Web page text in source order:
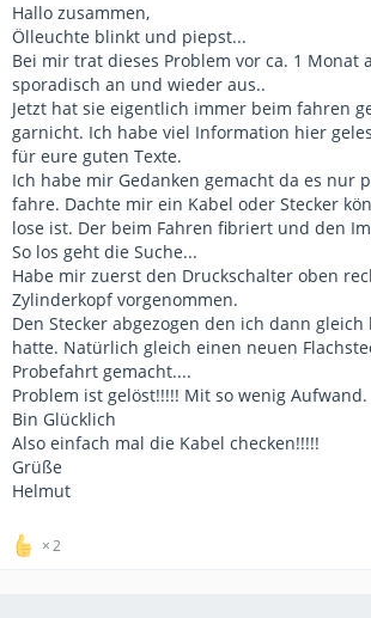
Hallo zusammen,
Ölleuchte blinkt und piepst...
Bei mir trat dieses Problem vor ca. 1 Monat
sporadisch an und wieder aus..
Jetzt hat sie eigentlich immer beim fahren
garnicht. Ich habe viel Information hier
für eure guten Texte.
Ich habe mir Gedanken gemacht da es nur
fahre. Dachte mir ein Kabel oder Stecker
lose ist. Der beim Fahren fibriert und den
So los geht die Suche...
Habe mir zuerst den Druckschalter oben
Zylinderkopf vorgenommen.
Den Stecker abgezogen den ich dann
hatte. Natürlich gleich einen neuen
Probefahrt gemacht....
Problem ist gelöst!!!!! Mit so wenig Aufwand.
Bin Glücklich
Also einfach mal die Kabel checken!!!!!
Grüße
Helmut
2